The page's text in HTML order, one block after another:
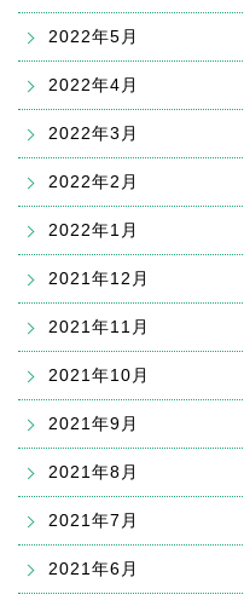
2022年5月
2022年4月
2022年3月
2022年2月
2022年1月
2021年12月
2021年11月
2021年10月
2021年9月
2021年8月
2021年7月
2021年6月